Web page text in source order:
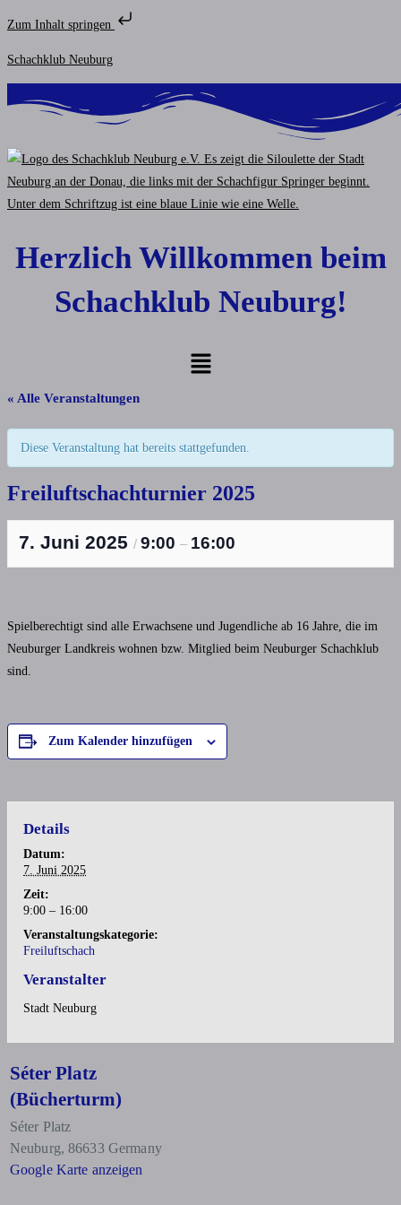
Zum Inhalt springen
Zum
Inhalt
springen
Schachklub Neuburg
Herzlich Willkommen beim
Schachklub Neuburg!
Menü
« Alle Veranstaltungen
Diese Veranstaltung hat bereits stattgefunden.
Freiluftschachturnier 2025
7. Juni 2025 / 9:00 – 16:00
Spielberechtigt sind alle Erwachsene und Jugendliche ab 16 Jahre, die im
Neuburger Landkreis wohnen bzw. Mitglied beim Neuburger Schachklub
sind.
Zum Kalender hinzufügen
Details
Datum:
7. Juni 2025
Zeit:
9:00 – 16:00
Veranstaltungskategorie:
Freiluftschach
Veranstalter
Stadt Neuburg
Séter Platz
(Bücherturm)
Séter Platz
Neuburg, 86633 Germany
Google Karte anzeigen